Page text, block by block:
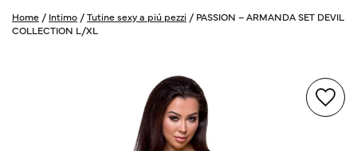
Home / Intimo /Tutine sexy a piú pezzi / PASSION – ARMANDA SET DEVIL
COLLECTION L/XL